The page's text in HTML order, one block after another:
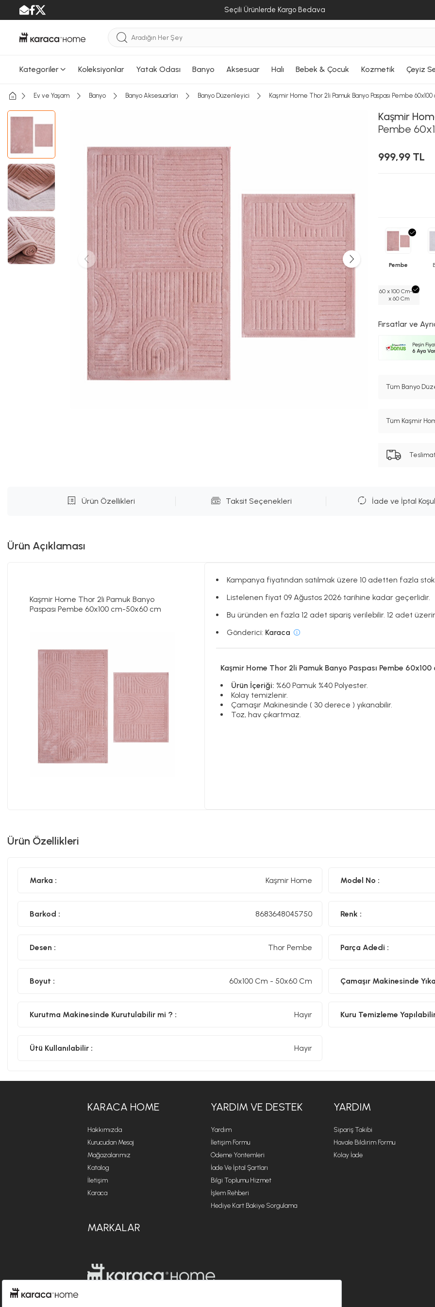
Seçili Ürünlerde Kargo Bedava
Kategoriler Koleksiyonlar Yatak Odası Banyo Aksesuar Halı Bebek & Çocuk Kozmetik Çeyiz
Ev ve Yaşam Banyo Banyo Aksesuarları Banyo Düzenleyici Kaşmir Home Thor 2li Pamuk Banyo Paspası Pembe
Kaşmir
Pembe
999,99 TL
Pembe
60 x 100 Cm-50
x 60 Cm
Fırsatlar ve
Tüm Banyo
Tüm Kaşmir
Ürün Özellikleri Taksit Seçenekleri İade ve İptal
Ürün Açıklaması
Kaşmir Home Thor 2li Pamuk Banyo
Paspası Pembe 60x100 cm-50x60 cm
Kampanya fiyatından satılmak üzere 10 adetten fazla
Listelenen fiyat 09 Ağustos 2026 tarihine kadar geçerlidir.
Bu üründen en fazla 12 adet sipariş verilebilir. 12 adet
Gönderici: Karaca
Kaşmir Home Thor 2li Pamuk Banyo Paspası Pembe
Ürün İçeriği: %60 Pamuk %40 Polyester.
Kolay temizlenir.
Çamaşır Makinesinde ( 30 derece ) yıkanabilir.
Toz, hav çıkartmaz.
Ürün Özellikleri
Marka : Kaşmir Home Model No :
Barkod : 8683648045750 Renk :
Desen : Thor Pembe Parça Adedi :
Boyut : 60x100 Cm - 50x60 Cm Çamaşır Makinesinde
Kurutma Makinesinde Kurutulabilir mi ? : Hayır Kuru Temizleme
Ütü Kullanılabilir : Hayır
KARACA HOME
Hakkımızda
Kurucudan Mesaj
Mağazalarımız
Katalog
İletişim
Karaca
YARDIM VE DESTEK
Yardım
İletişim Formu
Ödeme Yöntemleri
İade Ve İptal Şartları
Bilgi Toplumu Hizmet
İşlem Rehberi
Hediye Kart Bakiye Sorgulama
YARDIM
Sipariş Takibi
Havale Bildirim Formu
Kolay İade
MARKALAR